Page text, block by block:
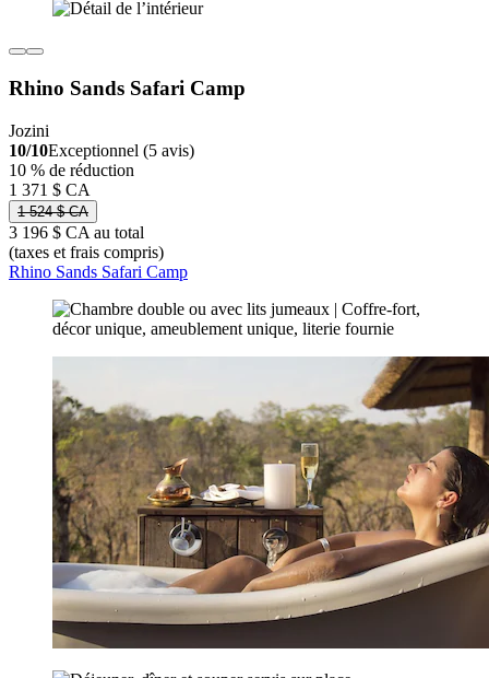
Rhino Sands Safari Camp
Jozini
10/10Exceptionnel (5 avis)
10 % de réduction
1 371 $ CA
1 524 $ CA
3 196 $ CA au total
(taxes et frais compris)
Rhino Sands Safari Camp